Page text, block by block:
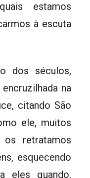
estamos
à escuta
dos séculos,
na
citando São
ele, muitos
retratamos
esquecendo
eles quando,